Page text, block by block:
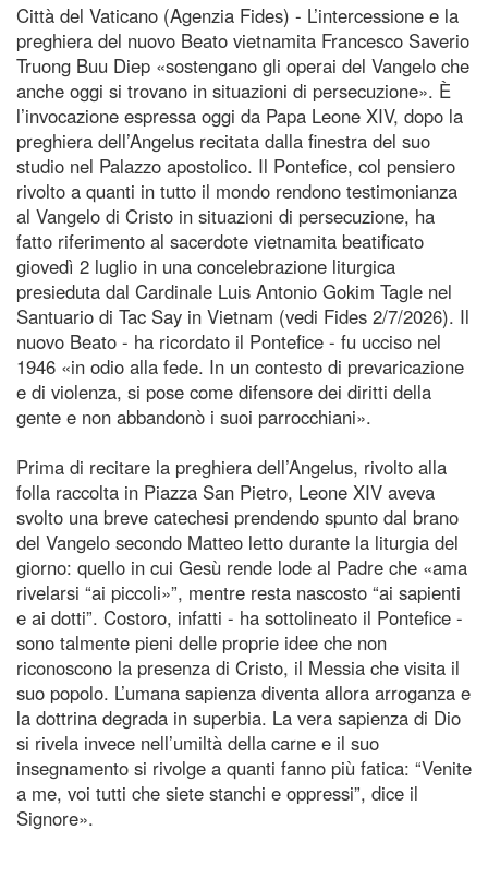
Città del Vaticano (Agenzia Fides) - L’intercessione e la
preghiera del nuovo Beato vietnamita Francesco Saverio
Truong Buu Diep «sostengano gli operai del Vangelo che
anche oggi si trovano in situazioni di persecuzione». È
l’invocazione espressa oggi da Papa Leone XIV, dopo la
preghiera dell’Angelus recitata dalla finestra del suo
studio nel Palazzo apostolico. Il Pontefice, col pensiero
rivolto a quanti in tutto il mondo rendono testimonianza
al Vangelo di Cristo in situazioni di persecuzione, ha
fatto riferimento al sacerdote vietnamita beatificato
giovedì 2 luglio in una concelebrazione liturgica
presieduta dal Cardinale Luis Antonio Gokim Tagle nel
Santuario di Tac Say in Vietnam (vedi Fides 2/7/2026). Il
nuovo Beato - ha ricordato il Pontefice - fu ucciso nel
1946 «in odio alla fede. In un contesto di prevaricazione
e di violenza, si pose come difensore dei diritti della
gente e non abbandonò i suoi parrocchiani».
Prima di recitare la preghiera dell’Angelus, rivolto alla
folla raccolta in Piazza San Pietro, Leone XIV aveva
svolto una breve catechesi prendendo spunto dal brano
del Vangelo secondo Matteo letto durante la liturgia del
giorno: quello in cui Gesù rende lode al Padre che «ama
rivelarsi “ai piccoli»”, mentre resta nascosto “ai sapienti
e ai dotti”. Costoro, infatti - ha sottolineato il Pontefice -
sono talmente pieni delle proprie idee che non
riconoscono la presenza di Cristo, il Messia che visita il
suo popolo. L’umana sapienza diventa allora arroganza e
la dottrina degrada in superbia. La vera sapienza di Dio
si rivela invece nell’umiltà della carne e il suo
insegnamento si rivolge a quanti fanno più fatica: “Venite
a me, voi tutti che siete stanchi e oppressi”, dice il
Signore».